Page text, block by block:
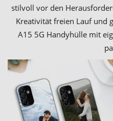
stilvoll vor den
Kreativität freien Lauf und
A15 5G Handyhülle mit